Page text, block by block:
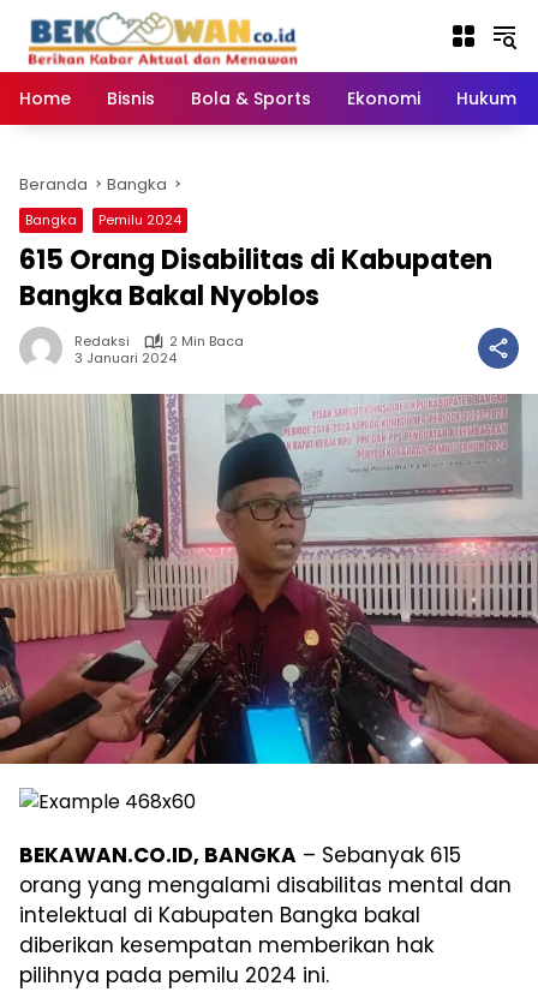
konten
Home
Bisnis Bola & Sports Ekonomi Hukum
Beranda Bangka
Bangka Pemilu 2024
615 Orang Disabilitas di Kabupaten
Bangka Bakal Nyoblos
Redaksi
2 Min Baca
3 Januari 2024
BEKAWAN.CO.ID, BANGKA – Sebanyak 615
orang yang mengalami disabilitas mental dan
intelektual di Kabupaten Bangka bakal
diberikan kesempatan memberikan hak
pilihnya pada pemilu 2024 ini.